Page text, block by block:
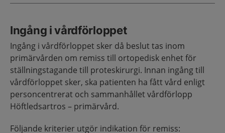
Ingång i vårdförloppet
Ingång i vårdförloppet sker då beslut tas inom
primärvården om remiss till ortopedisk enhet för
ställningstagande till proteskirurgi. Innan ingång till
vårdförloppet sker, ska patienten ha fått vård enligt
personcentrerat och sammanhållet vårdförlopp
Höftledsartros – primärvård.
Följande kriterier utgör indikation för remiss: